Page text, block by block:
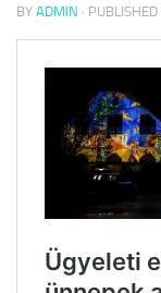
BY ADMIN · PUBLISHED